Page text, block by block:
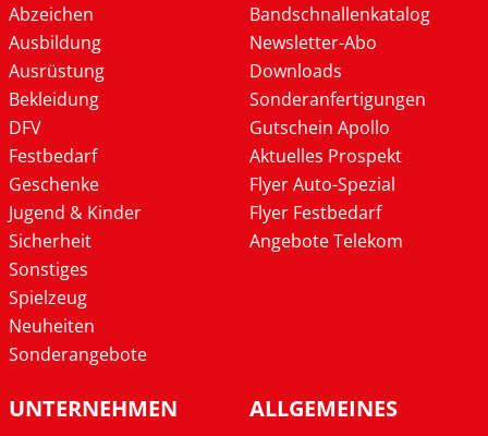
Abzeichen
Ausbildung
Ausrüstung
Bekleidung
DFV
Festbedarf
Geschenke
Jugend & Kinder
Sicherheit
Sonstiges
Spielzeug
Neuheiten
Sonderangebote
Bandschnallenkatalog
Newsletter-Abo
Downloads
Sonderanfertigungen
Gutschein Apollo
Aktuelles Prospekt
Flyer Auto-Spezial
Flyer Festbedarf
Angebote Telekom
UNTERNEHMEN ALLGEMEINES